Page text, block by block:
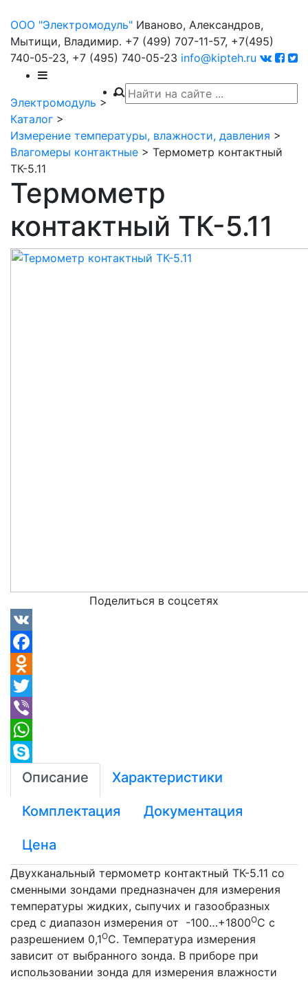
ООО "Электромодуль" Иваново, Александров,
Мытищи, Владимир. +7 (499) 707-11-57, +7(495)
740-05-23, +7 (495) 740-05-23 info@kipteh.ru
Электромодуль >
Каталог >
Измерение температуры, влажности, давления >
Влагомеры контактные > Термометр контактный
ТК-5.11
Термометр
контактный ТК-5.11
Поделиться в соцсетях
Skype
Описание Характеристики
Комплектация Документация
Цена
Двухканальный термометр контактный ТК-5.11 со
сменными зондами предназначен для измерения
температуры жидких, сыпучих и газообразных
сред с диапазон измерения от -100…+1800ОС с
разрешением 0,1ОС. Температура измерения
зависит от выбранного зонда. В приборе при
использовании зонда для измерения влажности